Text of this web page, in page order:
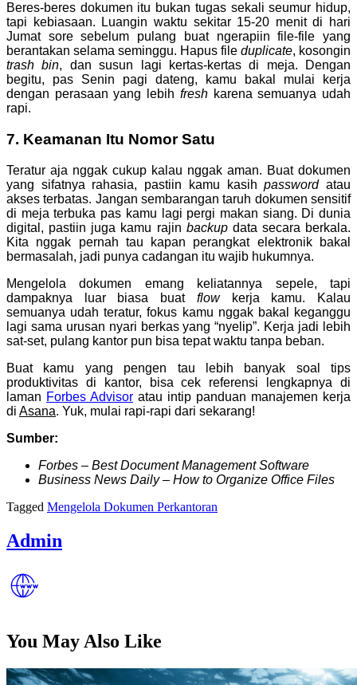
Beres-beres dokumen itu bukan tugas sekali seumur hidup,
tapi kebiasaan. Luangin waktu sekitar 15-20 menit di hari
Jumat sore sebelum pulang buat ngerapiin file-file yang
berantakan selama seminggu. Hapus file duplicate, kosongin
trash bin, dan susun lagi kertas-kertas di meja. Dengan
begitu, pas Senin pagi dateng, kamu bakal mulai kerja
dengan perasaan yang lebih freshkarena semuanya udah
rapi.
7. Keamanan Itu Nomor Satu
Teratur aja nggak cukup kalau nggak aman. Buat dokumen
yang sifatnya rahasia, pastiin kamu kasihpasswordatau
akses terbatas. Jangan sembarangan taruh dokumen sensitif
di meja terbuka pas kamu lagi pergi makan siang. Di dunia
digital, pastiin juga kamu rajin backupdata secara berkala.
Kita nggak pernah tau kapan perangkat elektronik bakal
bermasalah, jadi punya cadangan itu wajib hukumnya.
Mengelola dokumen emang keliatannya sepele, tapi
dampaknya luar biasa buat flowkerja kamu. Kalau
semuanya udah teratur, fokus kamu nggak bakal keganggu
lagi sama urusan nyari berkas yang “nyelip”. Kerja jadi lebih
sat-set, pulang kantor pun bisa tepat waktu tanpa beban.
Buat kamu yang pengen tau lebih banyak soal tips
produktivitas di kantor, bisa cek referensi lengkapnya di
laman Forbes Advisor atau intip panduan manajemen kerja
di Asana. Yuk, mulai rapi-rapi dari sekarang!
Sumber:
Forbes – Best Document Management Software
Business News Daily – How to Organize Office Files
Tagged Mengelola Dokumen Perkantoran
Admin
You May Also Like